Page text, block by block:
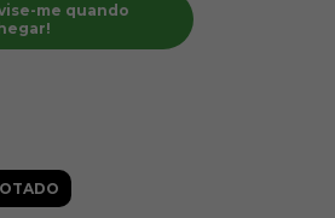
me quando